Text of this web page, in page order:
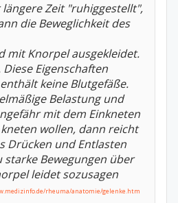
Zeit "ruhiggestellt",
die Beweglichkeit des
mit Knorpel ausgekleidet.
Eigenschaften
keine Blutgefäße.
Belastung und
mit dem Einkneten
wollen, dann reicht
Drücken und Entlasten
Bewegungen über
leidet sozusagen
rheuma/anatomie/gelenke.htm